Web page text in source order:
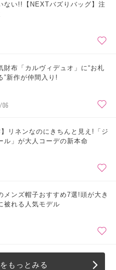
ない!!【NEXTバズりバッグ】注
財布「カルヴィデュオ」に“お札
”新作が仲間入り!
06
】リネンなのにきちんと見え!「ジ
ル」が大人コーデの新本命
メンズ帽子おすすめ7選!頭が大き
被れる人気モデル
もっとみる